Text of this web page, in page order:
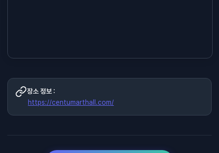
장소 정보 :
https://centumarthall.com/